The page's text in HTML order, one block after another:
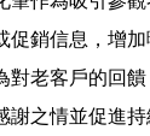
促銷信息，增加
對老客戶的回
之情並促進持